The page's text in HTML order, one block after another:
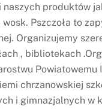
produktów
Pszczoła to
Organizujemy
, bibliotekach
Powiatowemu
chrzanowskiej
i gimnazjalnych w